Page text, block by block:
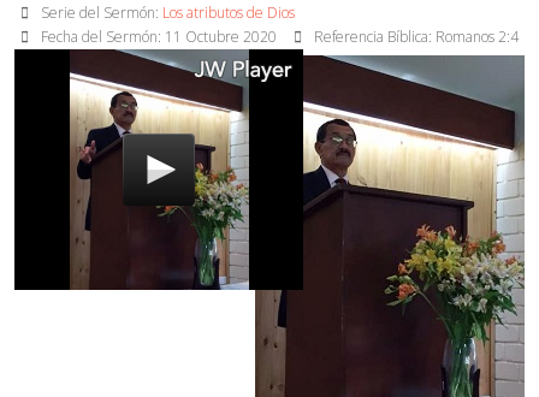
Serie del Sermón: Los atributos de Dios
Fecha del Sermón: 11 Octubre 2020 Referencia Bíblica: Romanos 2:4